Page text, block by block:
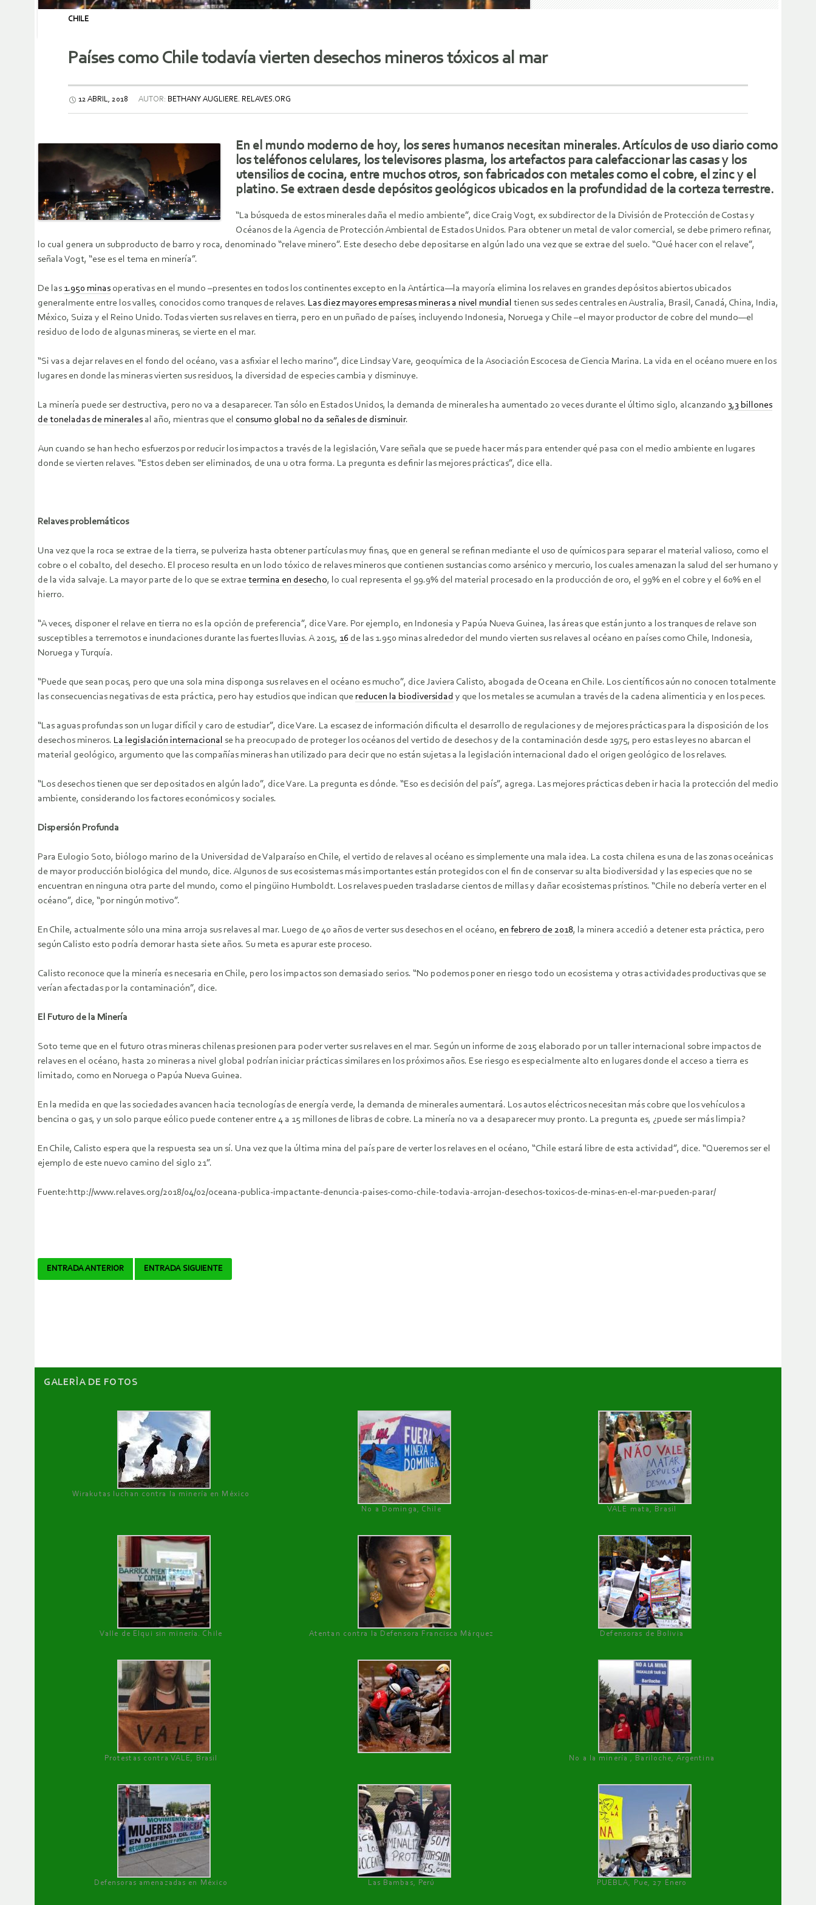
CHILE
Países como Chile todavía vierten desechos mineros tóxicos al mar
12 ABRIL, 2018 AUTOR: BETHANY AUGLIERE. RELAVES.ORG
En el mundo moderno de hoy, los seres humanos necesitan minerales. Artículos de uso diario como
los teléfonos celulares, los televisores plasma, los artefactos para calefaccionar las casas y los
utensilios de cocina, entre muchos otros, son fabricados con metales como el cobre, el zinc y el
platino. Se extraen desde depósitos geológicos ubicados en la profundidad de la corteza terrestre.
“La búsqueda de estos minerales daña el medio ambiente”, dice Craig Vogt, ex subdirector de la División de Protección de Costas y
Océanos de la Agencia de Protección Ambiental de Estados Unidos. Para obtener un metal de valor comercial, se debe primero refinar,
lo cual genera un subproducto de barro y roca, denominado “relave minero”. Este desecho debe depositarse en algún lado una vez que se extrae del suelo. “Qué hacer con el relave”,
señala Vogt, “ese es el tema en minería”.
De las 1.950 minas operativas en el mundo –presentes en todos los continentes excepto en la Antártica—la mayoría elimina los relaves en grandes depósitos abiertos ubicados
generalmente entre los valles, conocidos como tranques de relaves. Las diez mayores empresas mineras a nivel mundial tienen sus sedes centrales en Australia, Brasil, Canadá, China, India,
México, Suiza y el Reino Unido. Todas vierten sus relaves en tierra, pero en un puñado de países, incluyendo Indonesia, Noruega y Chile –el mayor productor de cobre del mundo—el
residuo de lodo de algunas mineras, se vierte en el mar.
“Si vas a dejar relaves en el fondo del océano, vas a asfixiar el lecho marino”, dice Lindsay Vare, geoquímica de la Asociación Escocesa de Ciencia Marina. La vida en el océano muere en los
lugares en donde las mineras vierten sus residuos, la diversidad de especies cambia y disminuye.
La minería puede ser destructiva, pero no va a desaparecer. Tan sólo en Estados Unidos, la demanda de minerales ha aumentado 20 veces durante el último siglo, alcanzando 3,3 billones
de toneladas de minerales al año, mientras que el consumo global no da señales de disminuir.
Aun cuando se han hecho esfuerzos por reducir los impactos a través de la legislación, Vare señala que se puede hacer más para entender qué pasa con el medio ambiente en lugares
donde se vierten relaves. “Estos deben ser eliminados, de una u otra forma. La pregunta es definir las mejores prácticas”, dice ella.
Relaves problemáticos
Una vez que la roca se extrae de la tierra, se pulveriza hasta obtener partículas muy finas, que en general se refinan mediante el uso de químicos para separar el material valioso, como el
cobre o el cobalto, del desecho. El proceso resulta en un lodo tóxico de relaves mineros que contienen sustancias como arsénico y mercurio, los cuales amenazan la salud del ser humano y
de la vida salvaje. La mayor parte de lo que se extraetermina en desecho, lo cual representa el 99.9% del material procesado en la producción de oro, el 99% en el cobre y el 60% en el
hierro.
“A veces, disponer el relave en tierra no es la opción de preferencia”, dice Vare. Por ejemplo, en Indonesia y Papúa Nueva Guinea, las áreas que están junto a los tranques de relave son
susceptibles a terremotos e inundaciones durante las fuertes lluvias. A 2015, 16 de las 1.950 minas alrededor del mundo vierten sus relaves al océano en países como Chile, Indonesia,
Noruega y Turquía.
“Puede que sean pocas, pero que una sola mina disponga sus relaves en el océano es mucho”, dice Javiera Calisto, abogada de Oceana en Chile. Los científicos aún no conocen totalmente
las consecuencias negativas de esta práctica, pero hay estudios que indican que reducen la biodiversidad y que los metales se acumulan a través de la cadena alimenticia y en los peces.
“Las aguas profundas son un lugar difícil y caro de estudiar”, dice Vare. La escasez de información dificulta el desarrollo de regulaciones y de mejores prácticas para la disposición de los
desechos mineros. La legislación internacional se ha preocupado de proteger los océanos del vertido de desechos y de la contaminación desde 1975, pero estas leyes no abarcan el
material geológico, argumento que las compañías mineras han utilizado para decir que no están sujetas a la legislación internacional dado el origen geológico de los relaves.
“Los desechos tienen que ser depositados en algún lado”, dice Vare. La pregunta es dónde. “Eso es decisión del país”, agrega. Las mejores prácticas deben ir hacia la protección del medio
ambiente, considerando los factores económicos y sociales.
Dispersión Profunda
Para Eulogio Soto, biólogo marino de la Universidad de Valparaíso en Chile, el vertido de relaves al océano es simplemente una mala idea. La costa chilena es una de las zonas oceánicas
de mayor producción biológica del mundo, dice. Algunos de sus ecosistemas más importantes están protegidos con el fin de conservar su alta biodiversidad y las especies que no se
encuentran en ninguna otra parte del mundo, como el pingüino Humboldt. Los relaves pueden trasladarse cientos de millas y dañar ecosistemas prístinos. “Chile no debería verter en el
océano”, dice, “por ningún motivo”.
En Chile, actualmente sólo una mina arroja sus relaves al mar. Luego de 40 años de verter sus desechos en el océano, en febrero de 2018, la minera accedió a detener esta práctica, pero
según Calisto esto podría demorar hasta siete años. Su meta es apurar este proceso.
Calisto reconoce que la minería es necesaria en Chile, pero los impactos son demasiado serios. “No podemos poner en riesgo todo un ecosistema y otras actividades productivas que se
verían afectadas por la contaminación”, dice.
El Futuro de la Minería
Soto teme que en el futuro otras mineras chilenas presionen para poder verter sus relaves en el mar. Según un informe de 2015 elaborado por un taller internacional sobre impactos de
relaves en el océano, hasta 20 mineras a nivel global podrían iniciar prácticas similares en los próximos años. Ese riesgo es especialmente alto en lugares donde el acceso a tierra es
limitado, como en Noruega o Papúa Nueva Guinea.
En la medida en que las sociedades avancen hacia tecnologías de energía verde, la demanda de minerales aumentará. Los autos eléctricos necesitan más cobre que los vehículos a
bencina o gas, y un solo parque eólico puede contener entre 4 a 15 millones de libras de cobre. La minería no va a desaparecer muy pronto. La pregunta es, ¿puede ser más limpia?
En Chile, Calisto espera que la respuesta sea un sí. Una vez que la última mina del país pare de verter los relaves en el océano, “Chile estará libre de esta actividad”, dice. “Queremos ser el
ejemplo de este nuevo camino del siglo 21”.
Fuente:http://www.relaves.org/2018/04/02/oceana-publica-impactante-denuncia-paises-como-chile-todavia-arrojan-desechos-toxicos-de-minas-en-el-mar-pueden-parar/
Navegador
ENTRADA ANTERIOR ENTRADA SIGUIENTE
GALERÌA DE FOTOS
Wirakutas luchan contra la minería en México
No a Dominga, Chile
VALE mata, Brasil
Valle de Elqui sin minería. Chile Atentan contra la Defensora Francisca Márquez Defensoras de Bolivia
Protestas contra VALE, Brasil No a la minería , Bariloche, Argentina
Defensoras amenazadas en México Las Bambas, Perú PUEBLA, Pue, 27 Enero